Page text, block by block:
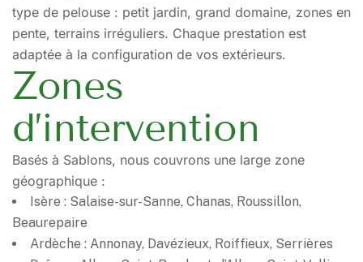
type de pelouse : petit jardin, grand domaine, zones en
pente, terrains irréguliers. Chaque prestation est
adaptée à la configuration de vos extérieurs.
Zones
d’intervention
Basés à Sablons, nous couvrons une large zone
géographique :
Isère : Salaise-sur-Sanne, Chanas, Roussillon,
Beaurepaire
Ardèche : Annonay, Davézieux, Roiffieux, Serrières